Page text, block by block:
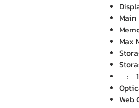
Main
Max
:
Web